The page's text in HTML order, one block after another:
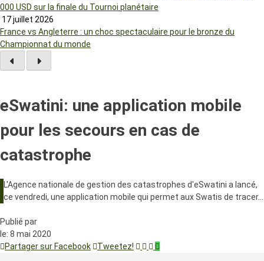
000 USD sur la finale du Tournoi planétaire
17 juillet 2026
France vs Angleterre : un choc spectaculaire pour le bronze du
Championnat du monde
eSwatini: une application mobile
pour les secours en cas de
catastrophe
L'Agence nationale de gestion des catastrophes d'eSwatini a lancé,
ce vendredi, une application mobile qui permet aux Swatis de tracer…
Publié par
le: 8 mai 2020
Partager sur Facebook
Tweetez!